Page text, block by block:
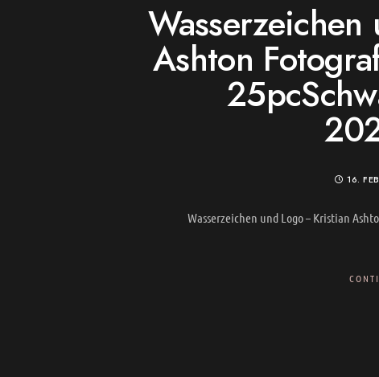
Ashton
16.
Wasserzeichen und Logo – Kristian